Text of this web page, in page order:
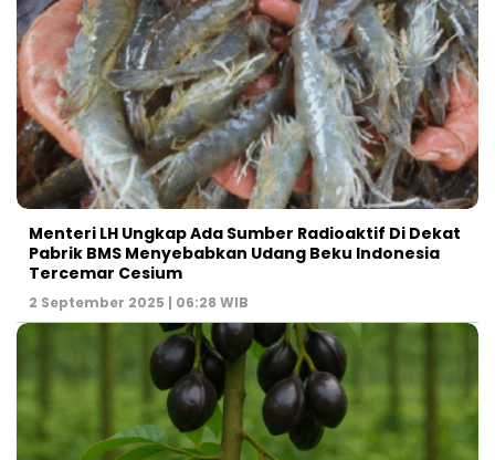
Menteri LH Ungkap Ada Sumber Radioaktif Di Dekat
Pabrik BMS Menyebabkan Udang Beku Indonesia
Tercemar Cesium
2 September 2025 | 06:28 WIB